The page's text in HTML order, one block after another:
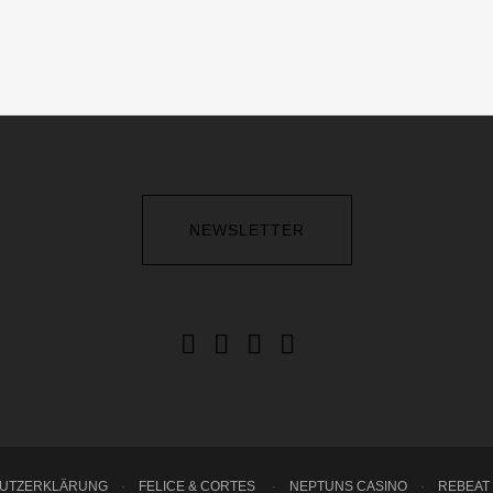
NEWSLETTER
· FELICE & CORTES · NEPTUNS CASINO · REBEAT